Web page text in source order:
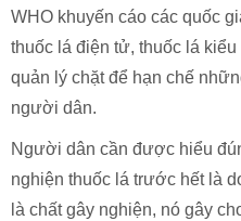
WHO khuyến cáo các quốc
thuốc lá điện tử, thuốc lá
quản lý chặt để hạn chế
người dân.
Người dân cần được hiểu
nghiện thuốc lá trước hết là
là chất gây nghiện, nó gây